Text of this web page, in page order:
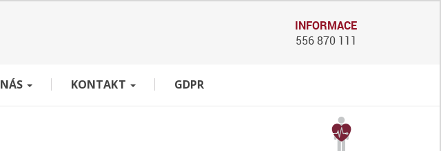
INFORMACE
556 870 111
O NÁS KONTAKT GDPR